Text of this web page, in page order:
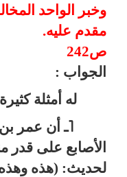
وخبر الواحد
مقدم عليه.
ص242
الجواب :
له أمثلة
1ـ أن عمر
الأصابع على قدر
لحديث: (هذه